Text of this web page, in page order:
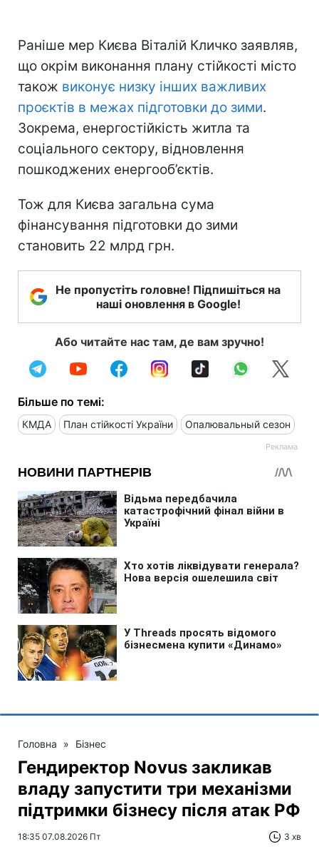
Раніше мер Києва Віталій Кличко заявляв,
що окрім виконання плану стійкості місто
також виконує низку інших важливих
проєктів в межах підготовки до зими.
Зокрема, енергостійкість житла та
соціального сектору, відновлення
пошкоджених енергооб’єктів.
Тож для Києва загальна сума
фінансування підготовки до зими
становить 22 млрд грн.
Не пропустіть головне! Підпишіться на
наші оновлення в Google!
Або читайте нас там, де вам зручно!
Більше по темі:
КМДА План стійкості України Опалювальный сезон
Головна » Бізнес
Гендиректор Novus закликав
владу запустити три механізми
підтримки бізнесу після атак РФ
18:35 07.08.2026 Пт 3 хв